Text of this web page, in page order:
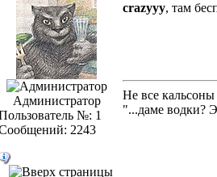
Администратор
№: 1
2243
crazyyy, там
Не все
"...даме водки?